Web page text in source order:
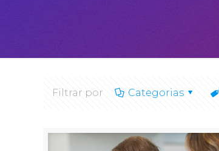
Filtrar por Categorias